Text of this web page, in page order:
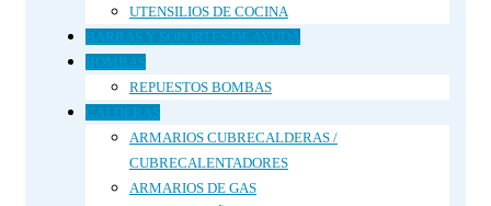
UTENSILIOS DE COCINA
BARRAS Y SOPORTES DE AYUDA
BOMBAS
REPUESTOS BOMBAS
CALDERAS
ARMARIOS CUBRECALDERAS /
CUBRECALENTADORES
ARMARIOS DE GAS